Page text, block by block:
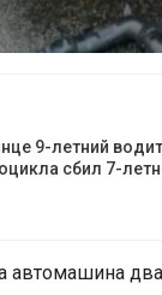
9-летний
сбил 7-
автомашина